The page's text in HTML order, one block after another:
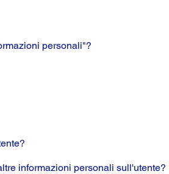
personali"?
informazioni personali sull'utente?